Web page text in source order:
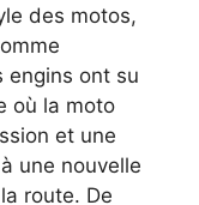
des motos,
engins ont su
où la moto
et une
une nouvelle
route. De